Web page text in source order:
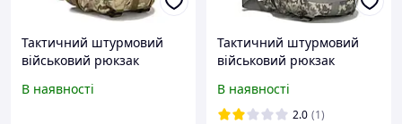
Тактичний штурмовий
військовий рюкзак
Мультиків
В наявності
Тактичний штурмовий
військовий рюкзак
Піксель
В наявності
2.0 (1)